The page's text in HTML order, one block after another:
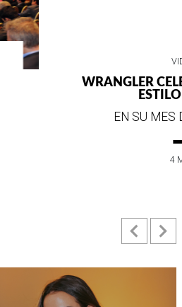
VIDA SOCIAL
SUS 75 AÑOS DE